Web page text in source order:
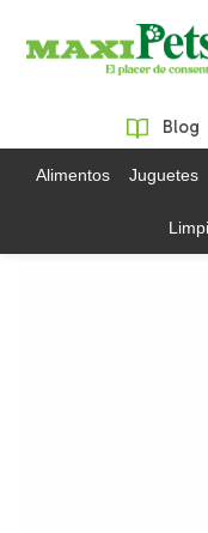
Blog
Alimentos Juguetes